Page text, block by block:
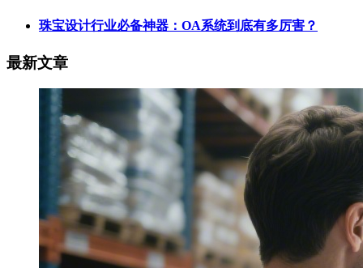
珠宝设计行业必备神器：OA系统到底有多厉害？
最新文章